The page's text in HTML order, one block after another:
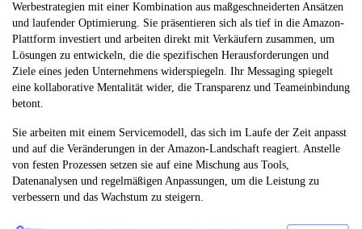
Werbestrategien mit einer Kombination aus maßgeschneiderten Ansätzen
und laufender Optimierung. Sie präsentieren sich als tief in die Amazon-
Plattform investiert und arbeiten direkt mit Verkäufern zusammen, um
Lösungen zu entwickeln, die die spezifischen Herausforderungen und
Ziele eines jeden Unternehmens widerspiegeln. Ihr Messaging spiegelt
eine kollaborative Mentalität wider, die Transparenz und Teameinbindung
betont.
Sie arbeiten mit einem Servicemodell, das sich im Laufe der Zeit anpasst
und auf die Veränderungen in der Amazon-Landschaft reagiert. Anstelle
von festen Prozessen setzen sie auf eine Mischung aus Tools,
Datenanalysen und regelmäßigen Anpassungen, um die Leistung zu
verbessern und das Wachstum zu steigern.